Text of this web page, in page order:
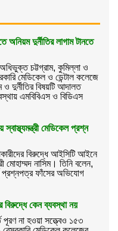
অনিয়ম দুর্নীতির লাগাম টানতে
অধিভুক্ত চট্টগ্রাম, কুমিল্লা ও
মেডিকেল ও ডেন্টাল কলেজে
ও দুর্নীতির বিষয়টি আদালত
এমবিবিএস ও বিডিএস
স্বাস্থ্যমন্ত্রী মেডিকেল প্রশ্ন
বিরুদ্ধে আইসিটি আইনে
মোহাম্মদ নাসিম। তিনি বলেন,
প্রশ্নপত্র ফাঁসের অভিযোগ
বিরুদ্ধে কেন ব্যবস্থা নয়
পূরণ না হওয়া সত্ত্বেও ১৫৩